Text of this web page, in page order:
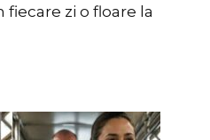
fiecare zi o floare la